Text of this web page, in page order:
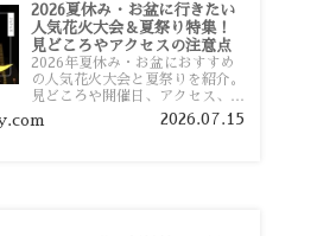
2026夏休み・お盆に行きたい
人気花火大会＆夏祭り特集！
見どころやアクセスの注意点
2026年夏休み・お盆におすすめ
の人気花火大会と夏祭りを紹介。
見どころや開催日、アクセス、混
雑対策、旅行前に知っておきたい
注意点をわかりやすく解説しま
2026.07.15